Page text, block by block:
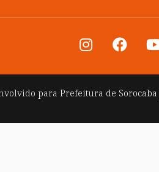
paraPrefeitura de Sorocaba